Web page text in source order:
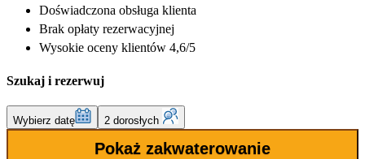
Doświadczona obsługa klienta
Brak opłaty rezerwacyjnej
Wysokie oceny klientów 4,6/5
Szukaj i rezerwuj
Wybierz datę 2 dorosłych
Pokaż zakwaterowanie